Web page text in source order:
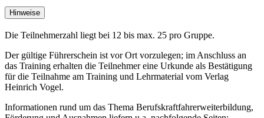
Hinweise
Die Teilnehmerzahl liegt bei 12 bis max. 25 pro Gruppe.
Der gültige Führerschein ist vor Ort vorzulegen; im Anschluss an
das Training erhalten die Teilnehmer eine Urkunde als Bestätigung
für die Teilnahme am Training und Lehrmaterial vom Verlag
Heinrich Vogel.
Informationen rund um das Thema Berufskraftfahrerweiterbildung,